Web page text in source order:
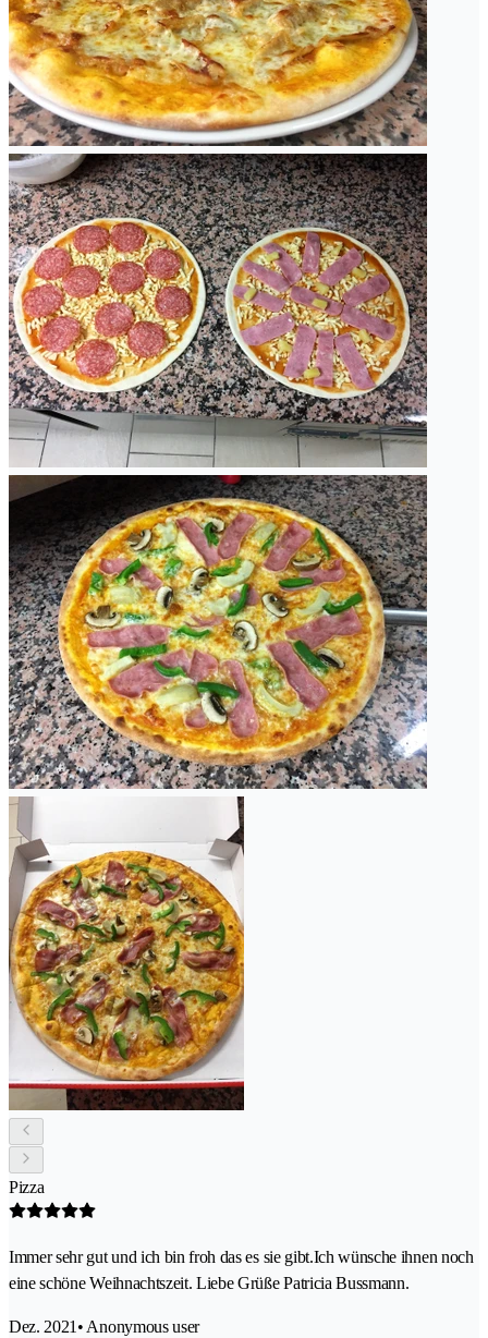
Pizza
Immer sehr gut und ich bin froh das es sie gibt.Ich wünsche ihnen noch
eine schöne Weihnachtszeit. Liebe Grüße Patricia Bussmann.
Dez. 2021 • Anonymous user